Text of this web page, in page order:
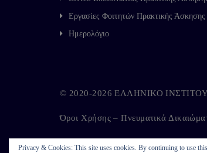
Εργασίες Φοιτητών Πρακτικής
Ημερολόγιο
Privacy & Cookies: This site uses cookies. By continuing to use
© 2020-2026 ΕΛΛΗΝΙΚΟ
Όροι Χρήσης – Πνευματικά